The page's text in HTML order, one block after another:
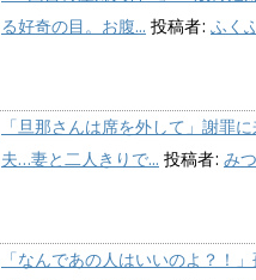
る好奇の目。お腹... 投稿者: ふく
「旦那さんは席を外して」謝罪
夫…妻と二人きりで... 投稿者: み
「なんであの人はいいのよ？！